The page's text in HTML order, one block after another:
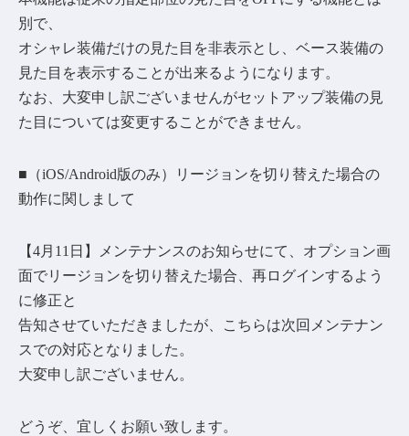
別で、
オシャレ装備だけの見た目を非表示とし、ベース装備の
見た目を表示することが出来るようになります。
なお、大変申し訳ございませんがセットアップ装備の見
た目については変更することができません。
■（iOS/Android版のみ）リージョンを切り替えた場合の
動作に関しまして
【4月11日】メンテナンスのお知らせにて、オプション画
面でリージョンを切り替えた場合、再ログインするよう
に修正と
告知させていただきましたが、こちらは次回メンテナン
スでの対応となりました。
大変申し訳ございません。
どうぞ、宜しくお願い致します。